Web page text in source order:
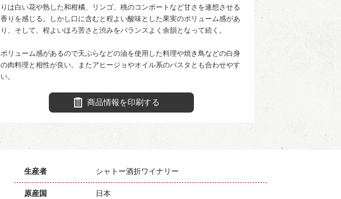
りは白い花や熟した和柑橘、リンゴ、桃のコンポートなど甘さを連想させる
香りを感じる。しかし口に含むと程よい酸味とした果実のボリューム感があ
り、そして、程よいほろ苦さと渋みをバランスよく余韻となって続く。
ボリューム感があるので天ぷらなどの油を使用した料理や焼き鳥などの白身
の肉料理と相性が良い。またアヒージョやオイル系のパスタとも合わせやす
い。
商品情報を印刷する
生産者 シャトー酒折ワイナリー
原産国 日本